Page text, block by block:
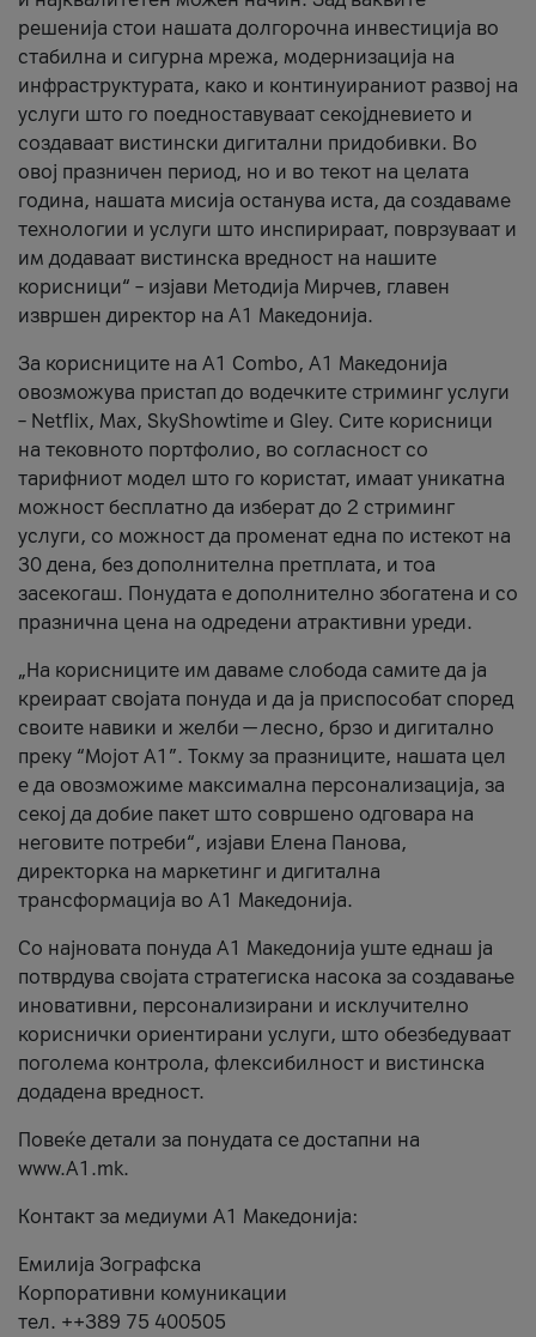
решенија стои нашата долгорочна инвестиција во
стабилна и сигурна мрежа, модернизација на
инфраструктурата, како и континуираниот развој на
услуги што го поедноставуваат секојдневието и
создаваат вистински дигитални придобивки. Во
овој празничен период, но и во текот на целата
година, нашата мисија останува иста, да создаваме
технологии и услуги што инспирираат, поврзуваат и
им додаваат вистинска вредност на нашите
корисници“ – изјави Методија Мирчев, главен
извршен директор на А1 Македонија.
За корисниците на A1 Combo, А1 Македонија
овозможува пристап до водечките стриминг услуги
– Netflix, Max, SkyShowtime и Gley. Сите корисници
на тековното портфолио, во согласност со
тарифниот модел што го користат, имаат уникатна
можност бесплатно да изберат до 2 стриминг
услуги, со можност да променат една по истекот на
30 дена, без дополнителна претплата, и тоа
засекогаш. Понудата е дополнително збогатена и со
празнична цена на одредени атрактивни уреди.
„На корисниците им даваме слобода самите да ја
креираат својата понуда и да ја приспособат според
своите навики и желби — лесно, брзо и дигитално
преку “Мојот А1”. Токму за празниците, нашата цел
е да овозможиме максимална персонализација, за
секој да добие пакет што совршено одговара на
неговите потреби“, изјави Елена Панова,
директорка на маркетинг и дигитална
трансформација во А1 Македонија.
Со најновата понуда А1 Македонија уште еднаш ја
потврдува својата стратегиска насока за создавање
иновативни, персонализирани и исклучително
кориснички ориентирани услуги, што обезбедуваат
поголема контрола, флексибилност и вистинска
додадена вредност.
Повеќе детали за понудата се достапни на
www.А1.mk.
Контакт за медиуми А1 Македонија:
Емилија Зографска
Корпоративни комуникации
тел. ++389 75 400505